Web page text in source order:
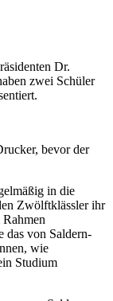
Dr.
zwei Schüler
bevor der
in die
Zwölftklässler ihr
das von Saldern-
wie
Studium